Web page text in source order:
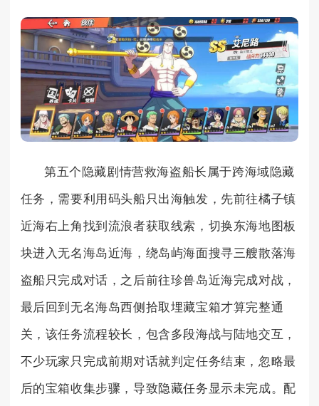
第五个隐藏剧情营救海盗船长属于跨海域隐藏
任务，需要利用码头船只出海触发，先前往橘子镇
近海右上角找到流浪者获取线索，切换东海地图板
块进入无名海岛近海，绕岛屿海面搜寻三艘散落海
盗船只完成对话，之后前往珍兽岛近海完成对战，
最后回到无名海岛西侧拾取埋藏宝箱才算完整通
关，该任务流程较长，包含多段海战与陆地交互，
不少玩家只完成前期对话就判定任务结束，忽略最
后的宝箱收集步骤，导致隐藏任务显示未完成。配